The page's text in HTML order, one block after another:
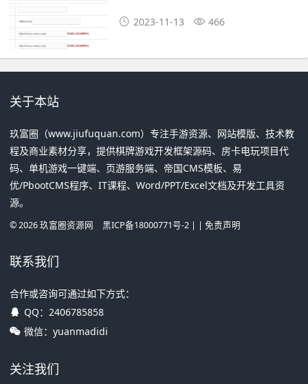
2023-11-13 466
关于本站
玖富圈（www.jiufuquan.com）专注手游资源、网站模版、技术教
程及商业素材分享，提供棋牌游戏开发框架源码、房卡电玩项目代
码、单机游戏一键端、页游服务端、帝国CMS模板、易
优/PbootCMS程序、IT课程、Word/PPT/Excel文档及开发工具资
源。
©2026玖富圈资源网 黑ICP备18000771号-2| | 免责声明
联系我们
合作或咨询可通过如下方式：
QQ： 2406785858
微信：yuanmadidi
关注我们